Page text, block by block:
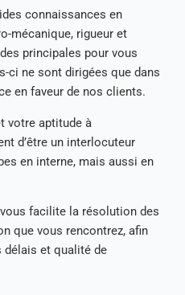
connaissances en
mécanique, rigueur et
principales pour vous
ci ne sont dirigées que dans
en faveur de nos clients.
votre aptitude à
d’être un interlocuteur
en interne, mais aussi en
facilite la résolution des
que vous rencontrez, afin
délais et qualité de